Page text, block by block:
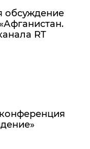
обсуждение
RT